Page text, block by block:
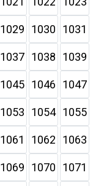
1029 1030 1031
1037 1038 1039
1045 1046 1047
1053 1054 1055
1061 1062 1063
1069 1070 1071